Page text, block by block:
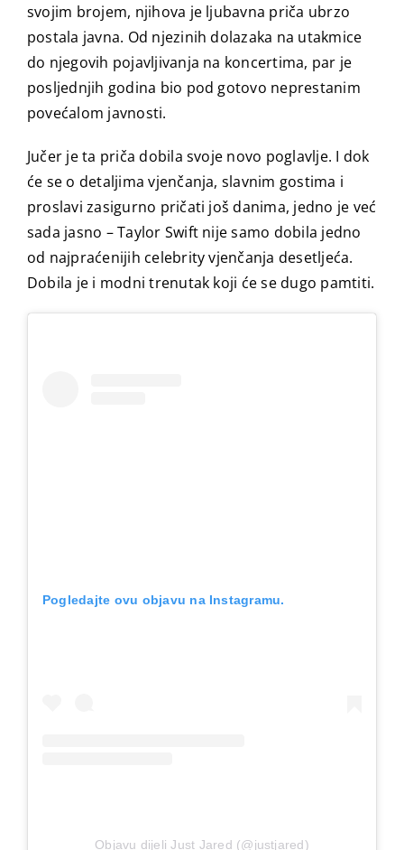
svojim brojem, njihova je ljubavna priča ubrzo
postala javna. Od njezinih dolazaka na utakmice
do njegovih pojavljivanja na koncertima, par je
posljednjih godina bio pod gotovo neprestanim
povećalom javnosti.
Jučer je ta priča dobila svoje novo poglavlje. I dok
će se o detaljima vjenčanja, slavnim gostima i
proslavi zasigurno pričati još danima, jedno je već
sada jasno – Taylor Swift nije samo dobila jedno
od najpraćenijih celebrity vjenčanja desetljeća.
Dobila je i modni trenutak koji će se dugo pamtiti.
Pogledajte ovu objavu na Instagramu.
Objavu dijeli Just Jared (@justjared)